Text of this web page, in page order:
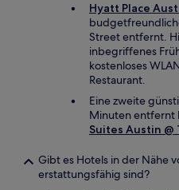
Hyatt Place
Street entfernt.
inbegriffenes
kostenloses
Restaurant.
Eine zweite
Minuten entfernt
Suites Austin
Gibt es Hotels in der Nähe
erstattungsfähig sind?